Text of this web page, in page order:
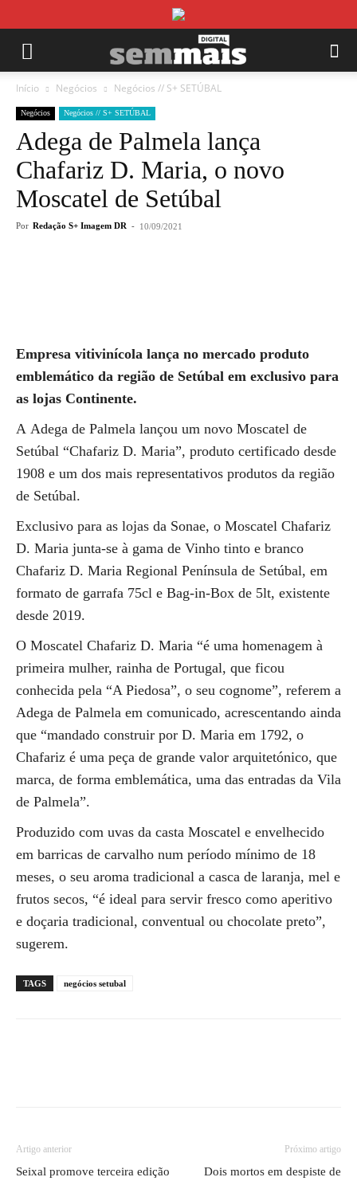
Início Negócios Negócios // S+ SETÚBAL
Negócios Negócios // S+ SETÚBAL
Adega de Palmela lança
Chafariz D. Maria, o novo
Moscatel de Setúbal
Por Redação S+ Imagem DR - 10/09/2021
Empresa vitivinícola lança no mercado produto
emblemático da região de Setúbal em exclusivo para
as lojas Continente.
A Adega de Palmela lançou um novo Moscatel de
Setúbal “Chafariz D. Maria”, produto certificado desde
1908 e um dos mais representativos produtos da região
de Setúbal.
Exclusivo para as lojas da Sonae, o Moscatel Chafariz
D. Maria junta-se à gama de Vinho tinto e branco
Chafariz D. Maria Regional Península de Setúbal, em
formato de garrafa 75cl e Bag-in-Box de 5lt, existente
desde 2019.
O Moscatel Chafariz D. Maria “é uma homenagem à
primeira mulher, rainha de Portugal, que ficou
conhecida pela “A Piedosa”, o seu cognome”, referem a
Adega de Palmela em comunicado, acrescentando ainda
que “mandado construir por D. Maria em 1792, o
Chafariz é uma peça de grande valor arquitetónico, que
marca, de forma emblemática, uma das entradas da Vila
de Palmela”.
Produzido com uvas da casta Moscatel e envelhecido
em barricas de carvalho num período mínimo de 18
meses, o seu aroma tradicional a casca de laranja, mel e
frutos secos, “é ideal para servir fresco como aperitivo
e doçaria tradicional, conventual ou chocolate preto”,
sugerem.
TAGS negócios setubal
Artigo anterior
Seixal promove terceira edição
Próximo artigo
Dois mortos em despiste de